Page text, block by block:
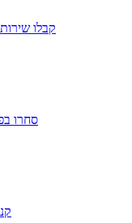
קבלו
סחרו